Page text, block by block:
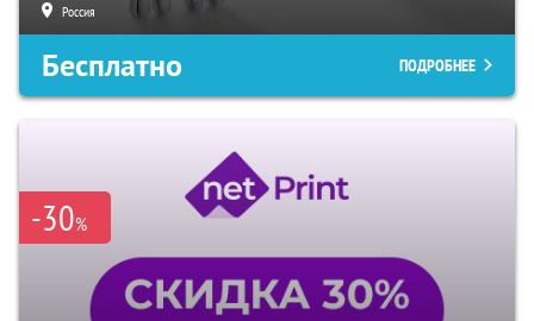
Россия
Бесплатно ПОДРОБНЕЕ
-30%